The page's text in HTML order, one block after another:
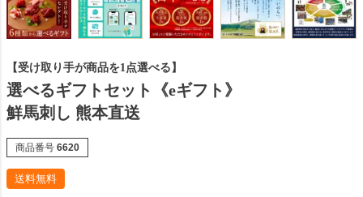
【受け取り手が商品を1点選べる】
選べるギフトセット《eギフト》
鮮馬刺し 熊本直送
商品番号 6620
送料無料